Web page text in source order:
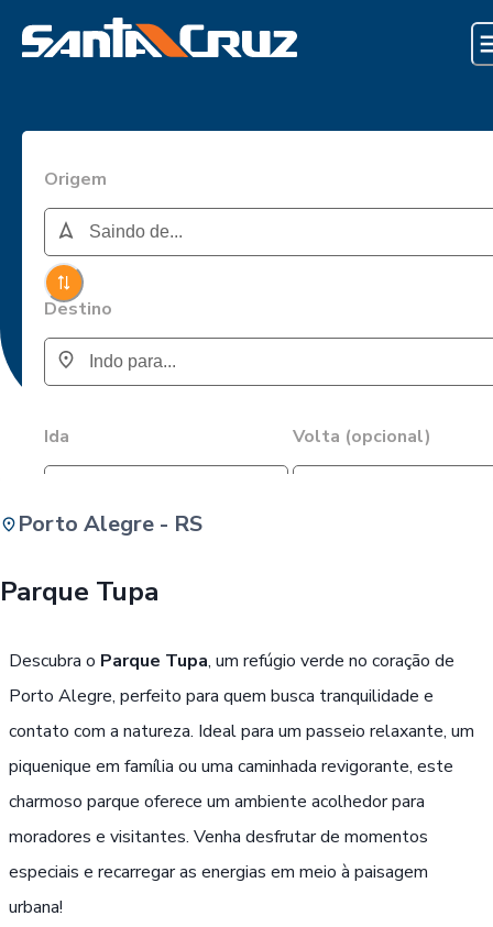
Origem
Destino
Ida Volta (opcional)
Porto Alegre - RS
Parque Tupa
Descubra o Parque Tupa, um refúgio verde no coração de
Porto Alegre, perfeito para quem busca tranquilidade e
contato com a natureza. Ideal para um passeio relaxante, um
piquenique em família ou uma caminhada revigorante, este
charmoso parque oferece um ambiente acolhedor para
moradores e visitantes. Venha desfrutar de momentos
especiais e recarregar as energias em meio à paisagem
urbana!